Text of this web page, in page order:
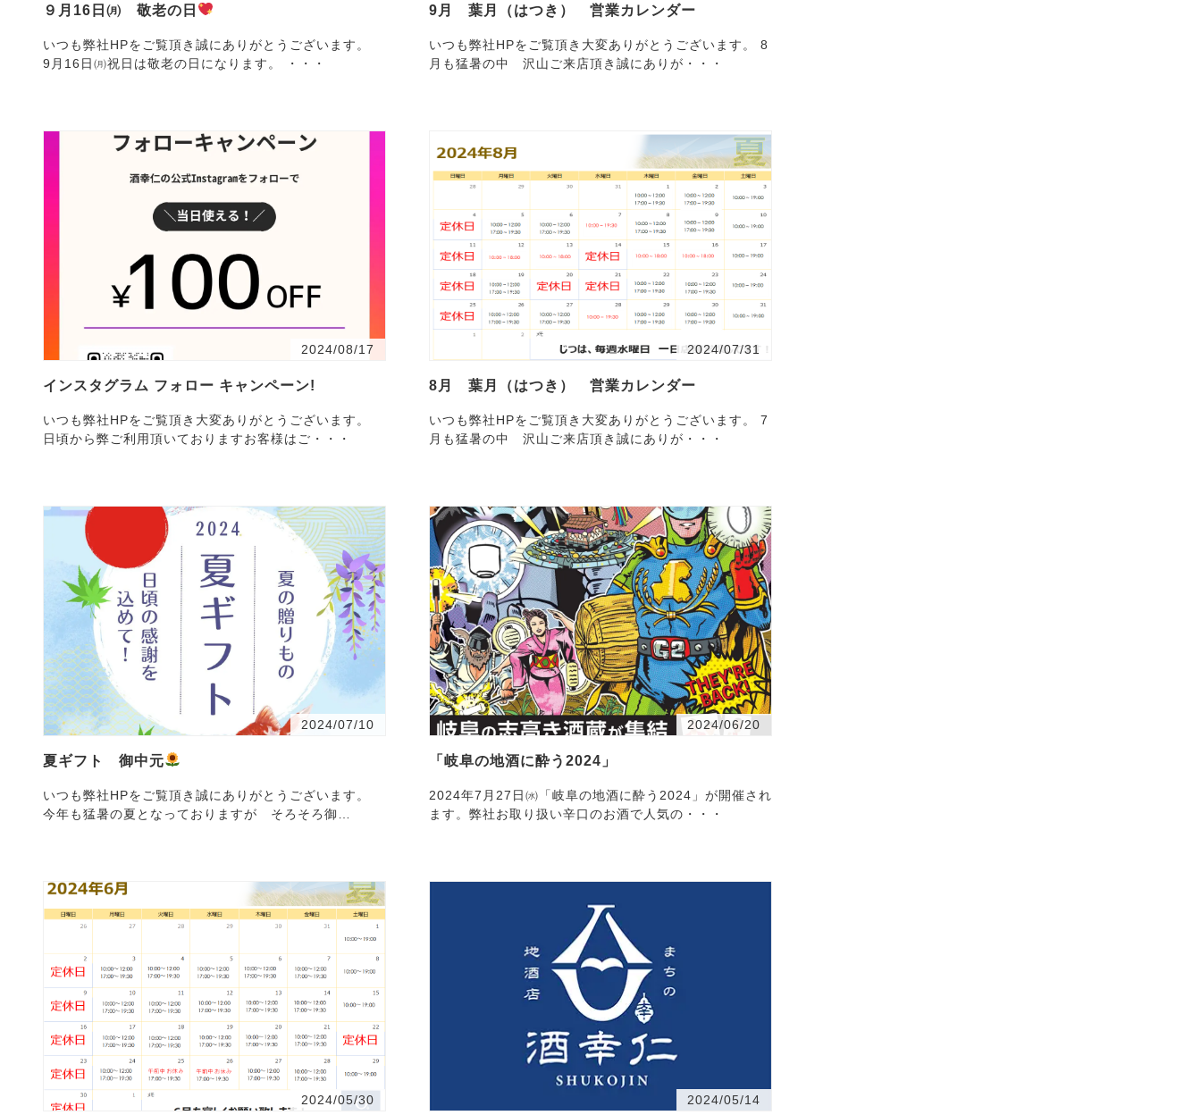
９月16日㈪ 敬老の日
いつも弊社HPをご覧頂き誠にありがとうございます。
9月16日㈪祝日は敬老の日になります。 ・・・
9月 葉月（はつき） 営業カレンダー
いつも弊社HPをご覧頂き大変ありがとうございます。 8
月も猛暑の中 沢山ご来店頂き誠にありが・・・
2024/08/17
インスタグラム フォロー キャンペーン!
いつも弊社HPをご覧頂き大変ありがとうございます。
日頃から弊ご利用頂いておりますお客様はご・・・
2024/07/31
8月 葉月（はつき） 営業カレンダー
いつも弊社HPをご覧頂き大変ありがとうございます。 7
月も猛暑の中 沢山ご来店頂き誠にありが・・・
2024/07/10
夏ギフト 御中元
いつも弊社HPをご覧頂き誠にありがとうございます。
今年も猛暑の夏となっておりますが そろそろ御
2024/06/20
「岐阜の地酒に酔う2024」
2024年7月27日㈬「岐阜の地酒に酔う2024」が開催され
ます。弊社お取り扱い辛口のお酒で人気の・・・
2024/05/30 2024/05/14